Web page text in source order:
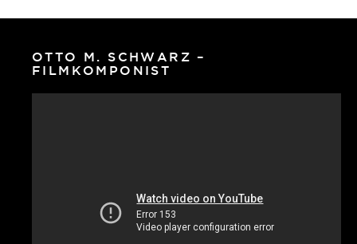
OTTO M. SCHWARZ –
FILMKOMPONIST